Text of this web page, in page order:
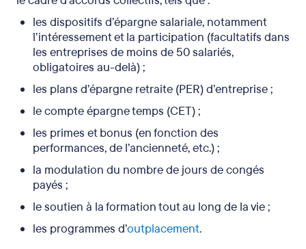
les dispositifs d’épargne salariale, notamment
l’intéressement et la participation (facultatifs dans
les entreprises de moins de 50 salariés,
obligatoires au-delà) ;
les plans d’épargne retraite (PER) d’entreprise ;
le compte épargne temps (CET) ;
les primes et bonus (en fonction des
performances, de l’ancienneté, etc.) ;
la modulation du nombre de jours de congés
payés ;
le soutien à la formation tout au long de la vie ;
les programmes d’outplacement.